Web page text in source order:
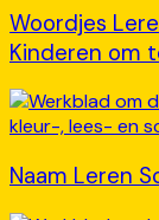
Woordjes
Kinderen om
Naam Leren